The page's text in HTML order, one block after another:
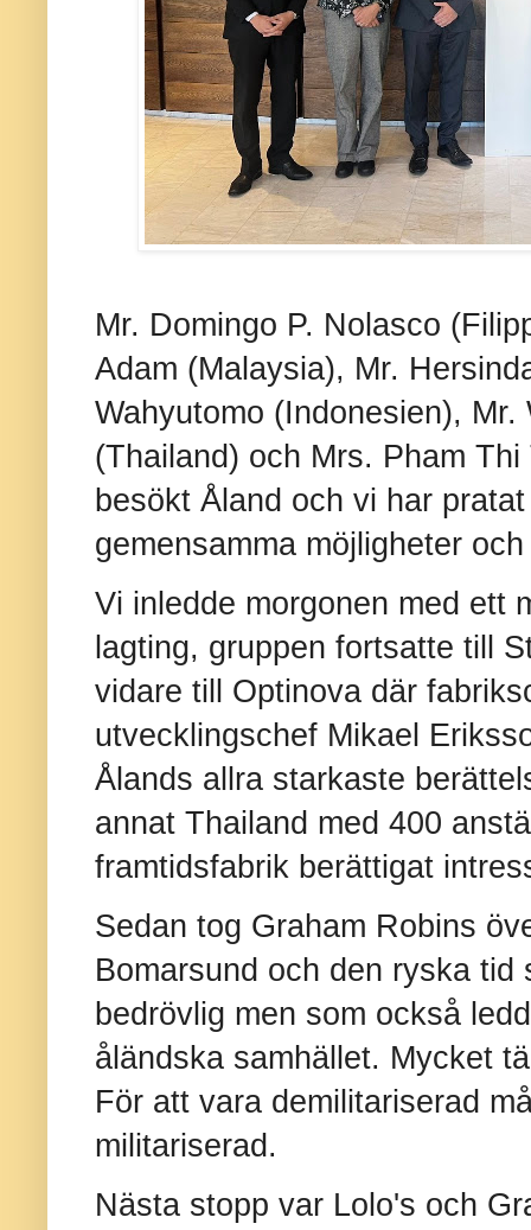
Mr. Domingo P. Nolasco
Adam (Malaysia), Mr.
Wahyutomo (Indonesien),
(Thailand) och Mrs. Pham
besökt Åland och vi har
gemensamma möjligheter
Vi inledde morgonen med ett
lagting, gruppen fortsatte till
vidare till Optinova där
utvecklingschef Mikael
Ålands allra starkaste
annat Thailand med 400
framtidsfabrik berättigat
Sedan tog Graham Robins
Bomarsund och den ryska tid
bedrövlig men som också
åländska samhället. Mycket
För att vara demilitariserad
militariserad.
Nästa stopp var Lolo's och